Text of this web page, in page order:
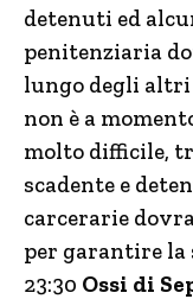
detenuti ed
penitenziaria
lungo degli
non è a
molto difficile,
scadente e
carcerarie
per garantire la
23:30 Ossi di